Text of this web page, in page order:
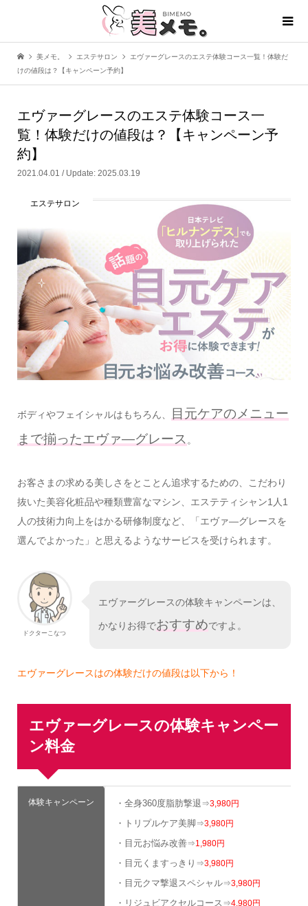
美メモ。 エステサロン
エヴァーグレースのエステ体験コース一覧！体験だ
けの値段は？【キャンペーン予約】
エヴァーグレースのエステ体験コース一
覧！体験だけの値段は？【キャンペーン予
約】
2021.04.01 / Update: 2025.03.19
エステサロン
ボディやフェイシャルはもちろん、
目元ケアのメニュー
まで揃ったエヴァ―グレース。
お客さまの求める美しさをとことん追求するための、こだわり
抜いた美容化粧品や種類豊富なマシン、エステティシャン1人1
人の技術力向上をはかる研修制度など、「エヴァ―グレースを
選んでよかった」と思えるようなサービスを受けられます。
ドクターこなつ
エヴァーグレースの体験キャンペーンは、
かなりお得でおすすめですよ。
エヴァーグレースはの体験だけの値段は以下から！
エヴァーグレースの体験キャンペー
ン料金
体験キャンペーン ・全身360度脂肪撃退⇒3,980円
・トリプルケア美脚⇒3,980円
・目元お悩み改善⇒1,980円
・目元くますっきり ⇒3,980円
・目元クマ撃退スペシャル⇒3,980円
・リジュビアクセルコース ⇒4,980円